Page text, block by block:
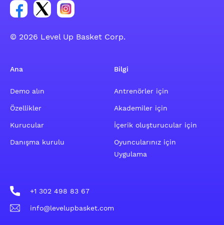
Facebook hesabı sosyal grubu linki
Twitter hesabı sosyal grubu linki
Instagram hesabı sosyal grubu linki
© 2026 Level Up Basket Corp.
Ana
Demo alın
Özellikler
Kurucular
Danışma kurulu
Bilgi
Antrenörler için
Akademiler için
İçerik oluşturucular için
Oyuncularınız için
Uygulama
+1 302 498 83 67
info@levelupbasket.com